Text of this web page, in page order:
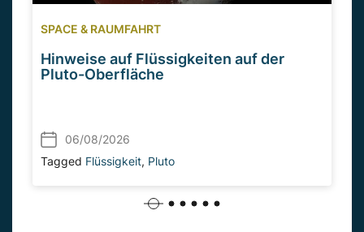
SPACE & RAUMFAHRT
Hinweise auf Flüssigkeiten auf der
Pluto-Oberfläche
06/08/2026
Tagged Flüssigkeit, Pluto